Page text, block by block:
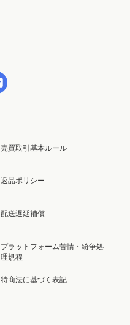
売買取引基本ルール
返品ポリシー
配送遅延補償
プラットフォーム苦情・紛争処
理規程
特商法に基づく表記